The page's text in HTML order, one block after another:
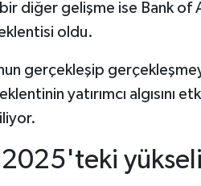
diğer gelişme ise Bank of
oldu.
gerçekleşip
yatırımcı algısını
2025'teki